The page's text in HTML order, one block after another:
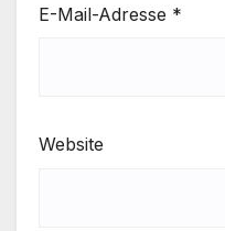
E-Mail-Adresse *
Website